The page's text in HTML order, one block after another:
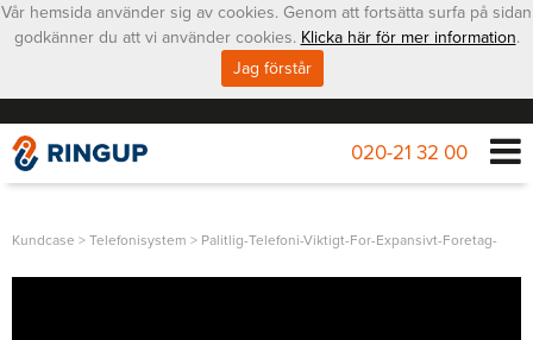
020-21 32 00
Kundcase > Telefonisystem > Palitlig-Telefoni-Viktigt-For-Expansivt-Foretag-
Vår hemsida använder sig av cookies. Genom att fortsätta surfa på sidan
godkänner du att vi använder cookies. Klicka här för mer information.
Jag förstår